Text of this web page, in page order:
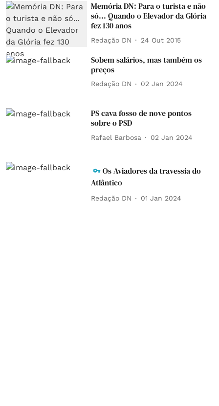
Memória DN: Para o turista e não
só... Quando o Elevador da Glória
fez 130 anos
Redação DN 24 Out 2015
Sobem salários, mas também os
preços
Redação DN 02 Jan 2024
PS cava fosso de nove pontos
sobre o PSD
Rafael Barbosa 02 Jan 2024
Os Aviadores da travessia do
Atlântico
Redação DN 01 Jan 2024